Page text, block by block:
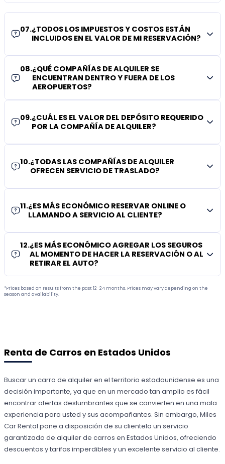
07.¿TODOS LOS IMPUESTOS Y COSTOS ESTÁN
INCLUIDOS EN EL VALOR DE MI RESERVACIÓN?
08.¿QUÉ COMPAÑÍAS DE ALQUILER SE
ENCUENTRAN DENTRO Y FUERA DE LOS
AEROPUERTOS?
09.¿CUÁL ES EL VALOR DEL DEPÓSITO REQUERIDO
POR LA COMPAÑÍA DE ALQUILER?
10.¿TODAS LAS COMPAÑÍAS DE ALQUILER
OFRECEN SERVICIO DE TRASLADO?
11.¿ES MÁS ECONÓMICO RESERVAR ONLINE O
LLAMANDO A SERVICIO AL CLIENTE?
12.¿ES MÁS ECONÓMICO AGREGAR LOS SEGUROS
AL MOMENTO DE HACER LA RESERVACIÓN O AL
RETIRAR EL AUTO?
*Prices based on results from the past 12-24 months. Prices may vary depending on the
season and availability.
Renta de Carros en Estados Unidos
Buscar un carro de alquiler en el territorio estadounidense es una
decisión importante, ya que en un mercado tan amplio es fácil
encontrar ofertas deslumbrantes que se convierten en una mala
experiencia para usted y sus acompañantes. Sin embargo, Miles
Car Rental pone a disposición de su clientela un servicio
garantizado de alquiler de carros en Estados Unidos, ofreciendo
descuentos y tarifas imperdibles y un excelente servicio al cliente.